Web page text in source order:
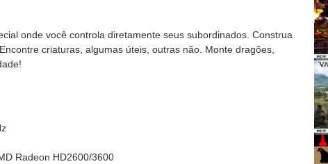
onde você controla diretamente seus subordinados. Construa
criaturas, algumas úteis, outras não. Monte dragões,
Radeon HD2600/3600